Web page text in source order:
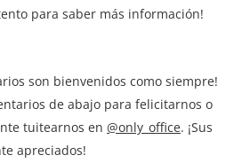
para saber más información!
son bienvenidos como siempre!
de abajo para felicitarnos o
tuitearnos en @only_office. ¡Sus
apreciados!